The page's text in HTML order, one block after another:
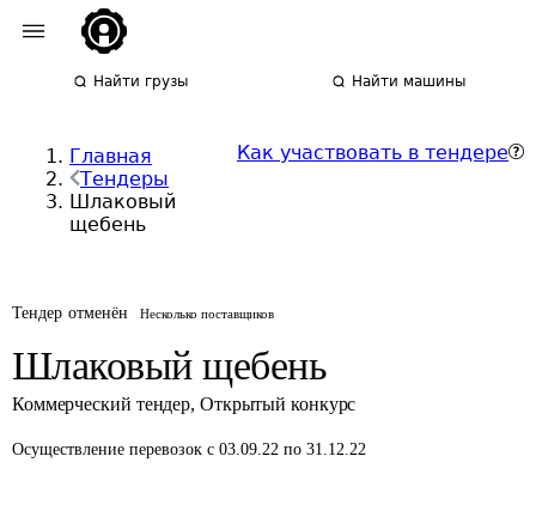
Найти грузы Найти машины
Главная
Тендеры
Шлаковый
щебень
Как участвовать в тендере
Тендер отменён Несколько поставщиков
Шлаковый щебень
Коммерческий тендер, Открытый конкурс
Осуществление перевозок с 03.09.22 по 31.12.22